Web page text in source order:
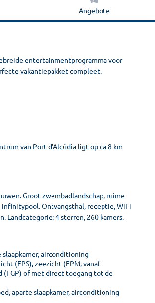
Angebote
entertainmentprogramma voor
vakantiepakket compleet.
van Port d'Alcúdia ligt op ca 8 km
Groot zwembadlandschap, ruime
infinitypool. Ontvangsthal, receptie, WiFi
Landcategorie: 4 sterren, 260 kamers.
slaapkamer, airconditioning
(FPS), zeezicht (FPM, vanaf
(FGP) of met direct toegang tot de
aparte slaapkamer, airconditioning